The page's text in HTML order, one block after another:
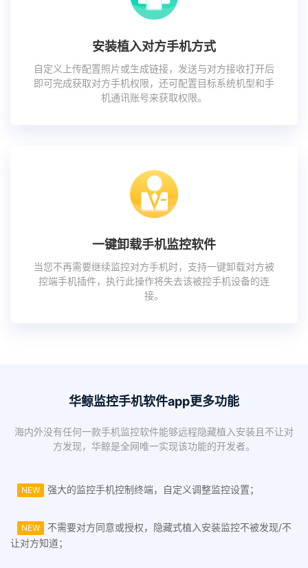
安装植入对方手机方式
自定义上传配置照片或生成链接，发送与对方接收打开后
即可完成获取对方手机权限，还可配置目标系统机型和手
机通讯账号来获取权限。
一键卸载手机监控软件
当您不再需要继续监控对方手机时，支持一键卸载对方被
控端手机插件，执行此操作将失去该被控手机设备的连
接。
华鲸监控手机软件app更多功能
海内外没有任何一款手机监控软件能够远程隐藏植入安装且不让对
方发现，华鲸是全网唯一实现该功能的开发者。
NEW 强大的监控手机控制终端，自定义调整监控设置；
NEW
不需要对方同意或授权，隐藏式植入安装监控不被发现/不
让对方知道；